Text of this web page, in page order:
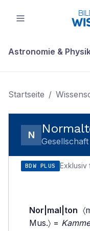
Astronomie &
Startseite /
N
BDW PLUS Exklusiv
Nor|mal|ton
Mus.〉 =